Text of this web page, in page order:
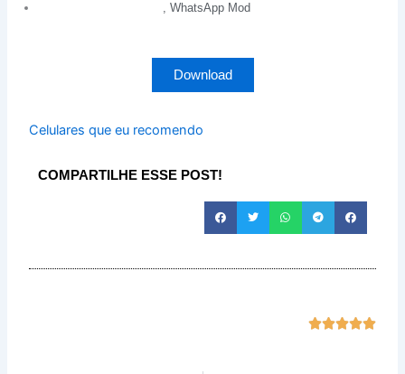
, WhatsApp Mod
Download
Celulares que eu recomendo
COMPARTILHE ESSE POST!
